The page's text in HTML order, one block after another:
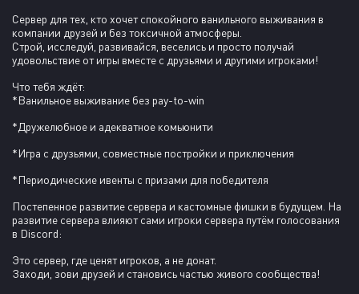
Сервер для тех, кто хочет спокойного ванильного выживания в
компании друзей и без токсичной атмосферы.
Строй, исследуй, развивайся, веселись и просто получай
удовольствие от игры вместе с друзьями и другими игроками!
Что тебя ждёт:
*Ванильное выживание без pay-to-win
*Дружелюбное и адекватное комьюнити
*Игра с друзьями, совместные постройки и приключения
*Периодические ивенты с призами для победителя
Постепенное развитие сервера и кастомные фишки в будущем. На
развитие сервера влияют сами игроки сервера путём голосования
в Discord:
Это сервер, где ценят игроков, а не донат.
Заходи, зови друзей и становись частью живого сообщества!